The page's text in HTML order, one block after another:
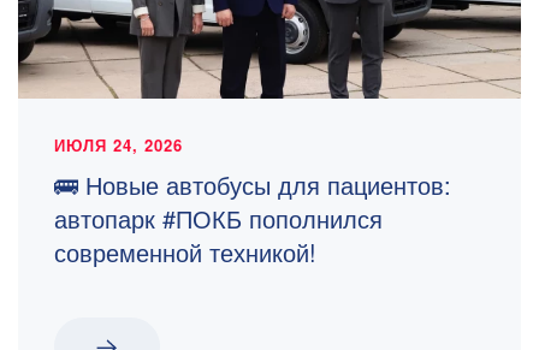
ИЮЛЯ 24, 2026
🚌 Новые автобусы для пациентов:
автопарк #ПОКБ пополнился
современной техникой!